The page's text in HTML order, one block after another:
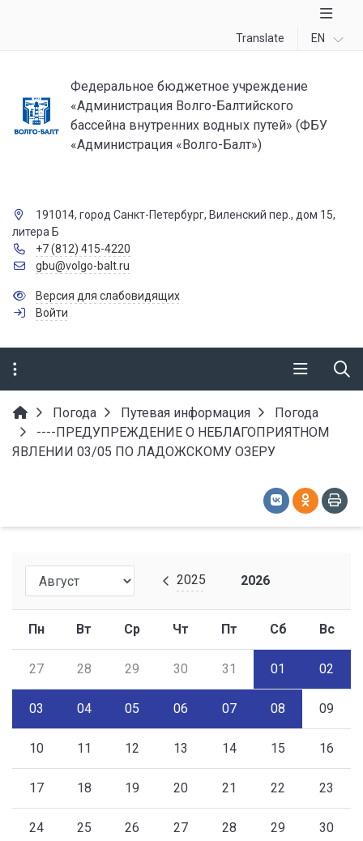
Translate EN
Федеральное бюджетное учреждение
«Администрация Волго-Балтийского
бассейна внутренних водных путей» (ФБУ
«Администрация «Волго-Балт»)
191014, город Санкт-Петербург, Виленский пер., дом 15,
литера Б
+7 (812) 415-4220
gbu@volgo-balt.ru
Версия для слабовидящих
Войти
Погода Путевая информация
Погода
----ПРЕДУПРЕЖДЕНИЕ О НЕБЛАГОПРИЯТНОМ
ЯВЛЕНИИ 03/05 ПО ЛАДОЖСКОМУ ОЗЕРУ
2025 2026
Пн Вт Ср Чт Пт Сб Вс
27 28 29 30 31 01 02
03 04 05 06 07 08 09
10 11 12 13 14 15 16
17 18 19 20 21 22 23
24 25 26 27 28 29 30